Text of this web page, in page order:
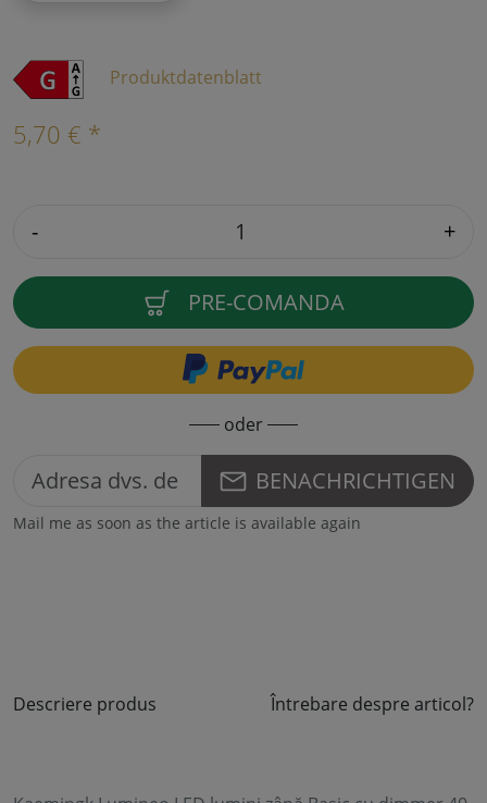
Produktdatenblatt
5,70 € *
- +
PRE-COMANDA
oder
BENACHRICHTIGEN
Mail me as soon as the article is available again
Descriere produs Întrebare despre articol?